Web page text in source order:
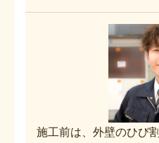
施工前は、外壁のひび